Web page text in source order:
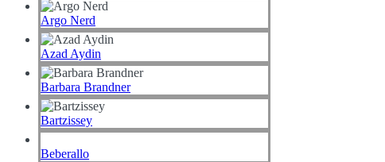
Argo Nerd
Azad Aydin
Barbara Brandner
Bartzissey
Beberallo